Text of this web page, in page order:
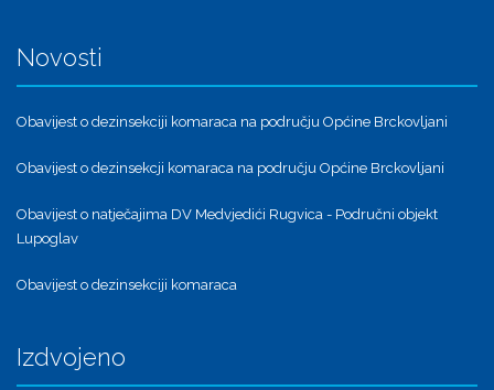
Novosti
Obavijest o dezinsekciji komaraca na području Općine Brckovljani
Obavijest o dezinsekcji komaraca na području Općine Brckovljani
Obavijest o natječajima DV Medvjedići Rugvica - Područni objekt
Lupoglav
Obavijest o dezinsekciji komaraca
Izdvojeno